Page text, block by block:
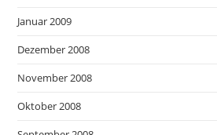
Januar 2009
Dezember 2008
November 2008
Oktober 2008